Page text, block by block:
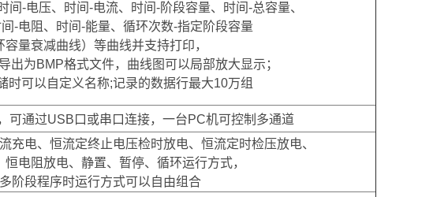
间-电压、时间-电流、时间-阶段容量、时间-总容量、
-电阻、时间-能量、循环次数-指定阶段容量
容量衰减曲线）等曲线并支持打印，
出为BMP格式文件，曲线图可以局部放大显示；
时可以自定义名称;记录的数据行最大10万组
可通过USB口或串口连接，一台PC机可控制多通道
充电、恒流定终止电压检时放电、恒流定时检压放电、
恒电阻放电、静置、暂停、循环运行方式，
阶段程序时运行方式可以自由组合